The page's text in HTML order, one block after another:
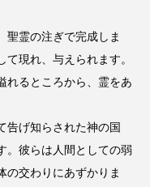
聖霊の注ぎで完成しま
現れ、与えられます。
れるところから、霊をあ
告げ知らされた神の国
。彼らは人間としての弱
の交わりにあずかりま